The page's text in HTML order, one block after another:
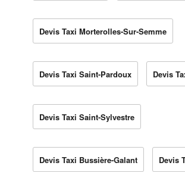
Devis Taxi Morterolles-Sur-Semme
Devis Taxi Saint-Pardoux Devis
Devis Taxi Saint-Sylvestre
Devis Taxi Bussière-Galant Devis